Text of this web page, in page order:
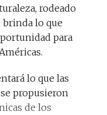
rodeado
brinda lo que
para
lo que las
propusieron
de los